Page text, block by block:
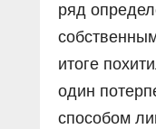
ряд
итоге
один
способом